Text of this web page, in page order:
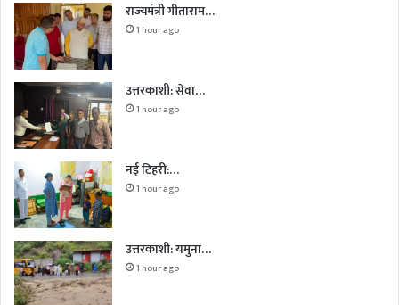
राज्यमंत्री गीताराम…
1 hour ago
उत्तरकाशी: सेवा…
1 hour ago
नई टिहरी:…
1 hour ago
उत्तरकाशी: यमुना…
1 hour ago